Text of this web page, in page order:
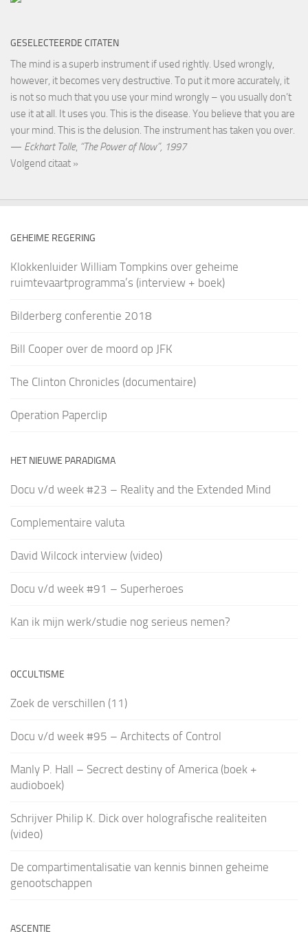
GESELECTEERDE CITATEN
The mind is a superb instrument if used rightly. Used wrongly,
however, it becomes very destructive. To put it more accurately, it
is not so much that you use your mind wrongly – you usually don’t
use it at all. It uses you. This is the disease. You believe that you are
your mind. This is the delusion. The instrument has taken you over.
— Eckhart Tolle, “The Power of Now”, 1997
Volgend citaat »
GEHEIME REGERING
Klokkenluider William Tompkins over geheime
ruimtevaartprogramma’s (interview + boek)
Bilderberg conferentie 2018
Bill Cooper over de moord op JFK
The Clinton Chronicles (documentaire)
Operation Paperclip
HET NIEUWE PARADIGMA
Docu v/d week #23 – Reality and the Extended Mind
Complementaire valuta
David Wilcock interview (video)
Docu v/d week #91 – Superheroes
Kan ik mijn werk/studie nog serieus nemen?
OCCULTISME
Zoek de verschillen (11)
Docu v/d week #95 – Architects of Control
Manly P. Hall – Secrect destiny of America (boek +
audioboek)
Schrijver Philip K. Dick over holografische realiteiten
(video)
De compartimentalisatie van kennis binnen geheime
genootschappen
ASCENTIE